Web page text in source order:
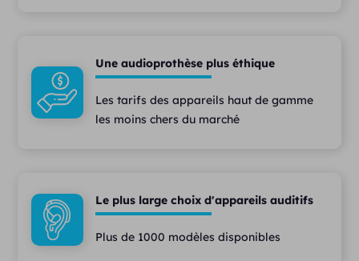
Une audioprothèse plus éthique
Les tarifs des appareils haut de gamme
les moins chers du marché
Le plus large choix d'appareils auditifs
Plus de 1000 modèles disponibles